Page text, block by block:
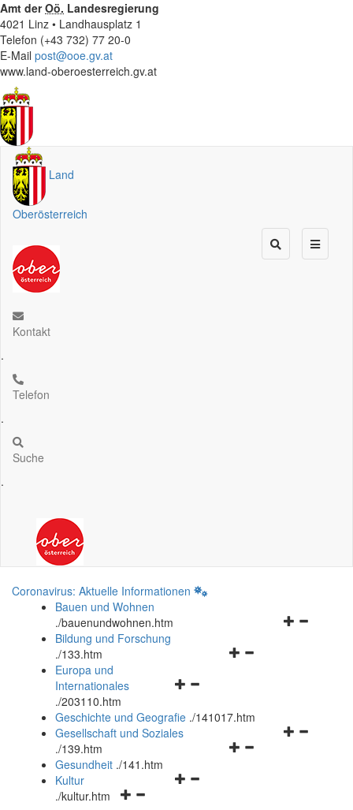
Amt derOö. Landesregierung
4021 Linz • Landhausplatz 1
Telefon (+43 732) 77 20-0
E-Mail post@ooe.gv.at
www.land-oberoesterreich.gv.at
Land
Oberösterreich
Kontakt
.
Telefon
.
Suche
.
Coronavirus: Aktuelle Informationen
Bauen und Wohnen
./bauenundwohnen.htm
Navigationsmenü
Bildung und Forschung
./133.htm
Navigationsmenü
und
schließen
Europa und
Internationales
./203110.htm
Geschichte und Geografie ./141017.htm
Navigationsmenü
Gesellschaft und Soziales
./139.htm
Navigationsmenü
Gesundheit ./141.htm
Navigationsmenü
Kultur
./kultur.htm